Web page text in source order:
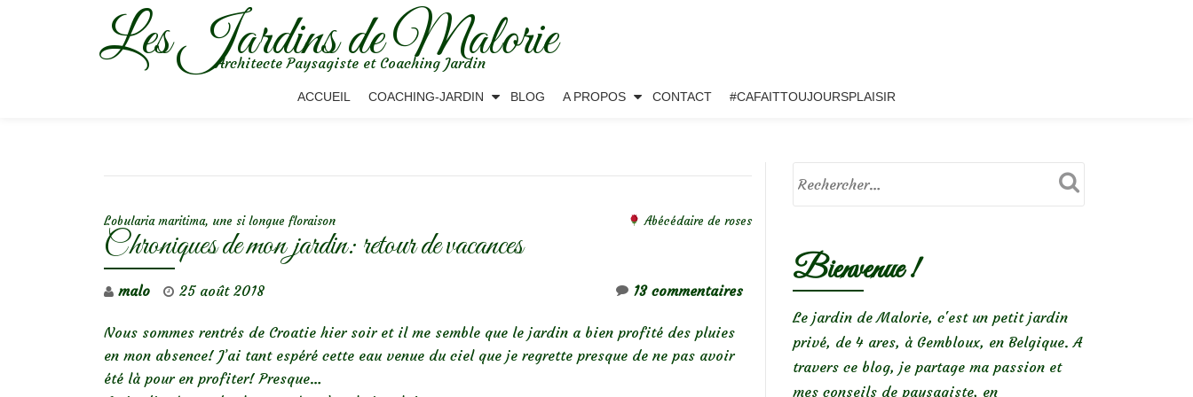
Les Jardins de Malorie
Architecte Paysagiste et Coaching Jardin
ACCUEIL COACHING-JARDIN BLOG A PROPOS CONTACT #CAFAITTOUJOURSPLAISIR
Lobularia maritima, une si longue floraison Abécédaire de roses
Chroniques de mon jardin: retour de vacances
malo 25 août 2018 13 commentaires
Nous sommes rentrés de Croatie hier soir et il me semble que le jardin a bien profité des pluies
en mon absence! J’ai tant espéré cette eau venue du ciel que je regrette presque de ne pas avoir
été là pour en profiter! Presque…
Bienvenue !
Le jardin de Malorie, c'est un petit jardin
privé, de 4 ares, à Gembloux, en Belgique. A
travers ce blog, je partage ma passion et
mes conseils de paysagiste, en